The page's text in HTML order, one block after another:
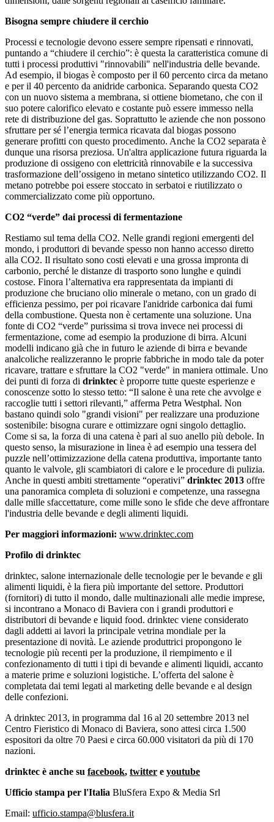
Bisogna sempre chiudere il cerchio
Processi e tecnologie devono essere sempre ripensati e rinnovati,
puntando a “chiudere il cerchio”: è questa la caratteristica comune di
tutti i processi produttivi "rinnovabili" nell'industria delle bevande.
Ad esempio, il biogas è composto per il 60 percento circa da metano
e per il 40 percento da anidride carbonica. Separando questa CO2
con un nuovo sistema a membrana, si ottiene biometano, che con il
suo potere calorifico elevato e costante può essere immesso nella
rete di distribuzione del gas. Soprattutto le aziende che non possono
sfruttare per sé l’energia termica ricavata dal biogas possono
generare profitti con questo procedimento. Anche la CO2 separata è
dunque una risorsa preziosa. Un'altra applicazione futura riguarda la
produzione di ossigeno con elettricità rinnovabile e la successiva
trasformazione dell’ossigeno in metano sintetico utilizzando CO2. Il
metano potrebbe poi essere stoccato in serbatoi e riutilizzato o
commercializzato come più opportuno.
CO2 “verde” dai processi di fermentazione
Restiamo sul tema della CO2. Nelle grandi regioni emergenti del
mondo, i produttori di bevande spesso non hanno accesso diretto
alla CO2. Il risultato sono costi elevati e una grossa impronta di
carbonio, perché le distanze di trasporto sono lunghe e quindi
costose. Finora l’alternativa era rappresentata da impianti di
produzione che bruciano olio minerale o metano, con un grado di
efficienza pessimo, per poi ricavare l'anidride carbonica dai fumi
della combustione. Questa non è certamente una soluzione. Una
fonte di CO2 “verde” purissima si trova invece nei processi di
fermentazione, come ad esempio la produzione di birra. Alcuni
modelli indicano già che in futuro le aziende di birra e bevande
analcoliche realizzeranno le proprie fabbriche in modo tale da poter
ricavare, trattare e sfruttare la CO2 "verde" in maniera ottimale. Uno
dei punti di forza di drinktec è proporre tutte queste esperienze e
conoscenze sotto lo stesso tetto: “Il salone è una rete che avvolge e
raccoglie tutti i settori rilevanti,” afferma Petra Westphal. Non
bastano quindi solo "grandi visioni" per realizzare una produzione
sostenibile: bisogna curare e ottimizzare ogni singolo dettaglio.
Come si sa, la forza di una catena è pari al suo anello più debole. In
questo senso, la misurazione in linea è ad esempio una tessera del
puzzle nell’ottimizzazione della catena produttiva, importante tanto
quanto le valvole, gli scambiatori di calore e le procedure di pulizia.
Anche in questi ambiti strettamente “operativi” drinktec 2013 offre
una panoramica completa di soluzioni e competenze, una rassegna
dalle mille sfaccettature, come mille sono le sfide che deve affrontare
l'industria delle bevande e degli alimenti liquidi.
Per maggiori informazioni: www.drinktec.com
Profilo di drinktec
drinktec, salone internazionale delle tecnologie per le bevande e gli
alimenti liquidi, è la fiera più importante del settore. Produttori
(fornitori) di tutto il mondo, dalle multinazionali alle medie imprese,
si incontrano a Monaco di Baviera con i grandi produttori e
distributori di bevande e liquid food. drinktec viene considerato
dagli addetti ai lavori la principale vetrina mondiale per la
presentazione di novità. Le aziende produttrici propongono le
tecnologie più recenti per la produzione, il riempimento e il
confezionamento di tutti i tipi di bevande e alimenti liquidi, accanto
a materie prime e soluzioni logistiche. L’offerta del salone è
completata dai temi legati al marketing delle bevande e al design
delle confezioni.
A drinktec 2013, in programma dal 16 al 20 settembre 2013 nel
Centro Fieristico di Monaco di Baviera, sono attesi circa 1.500
espositori da oltre 70 Paesi e circa 60.000 visitatori da più di 170
nazioni.
drinktec è anche su facebook, twitter e youtube
Ufficio stampa per l'Italia BluSfera Expo & Media Srl
Email: ufficio.stampa@blusfera.it